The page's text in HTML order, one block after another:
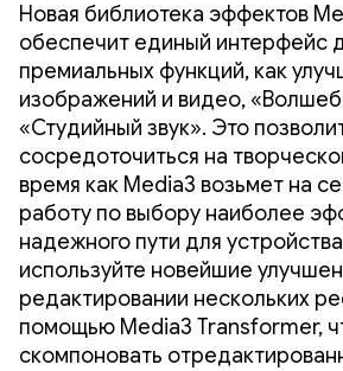
Новая библиотека эффектов
обеспечит единый интерфейс
премиальных функций, как
изображений и видео,
«Студийный звук». Это
сосредоточиться на
время как Media3 возьмет на
работу по выбору наиболее
надежного пути для
используйте новейшие
редактировании нескольких
помощью Media3 Transformer,
скомпоновать